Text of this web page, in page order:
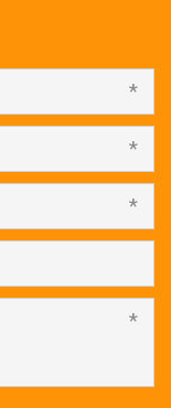
*
*
*
*